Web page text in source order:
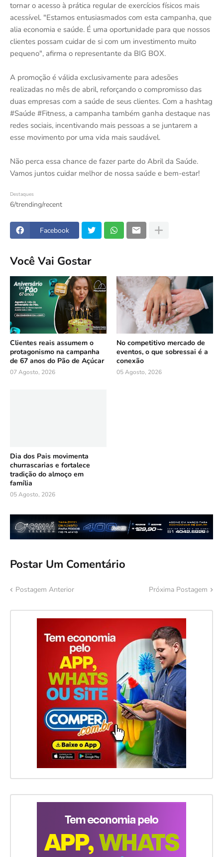
tornar o acesso à prática regular de exercícios físicos mais
acessível. "Estamos entusiasmados com esta campanha, que
alia economia e saúde. É uma oportunidade para que nossos
clientes possam cuidar de si com um investimento muito
pequeno", afirma o representante da BIG BOX.
A promoção é válida exclusivamente para adesões
realizadas no mês de abril, reforçando o compromisso das
duas empresas com a saúde de seus clientes. Com a hashtag
#Saúde #Fitness, a campanha também ganha destaque nas
redes sociais, incentivando mais pessoas a se juntarem a
esse movimento por uma vida mais saudável.
Não perca essa chance de fazer parte do Abril da Saúde.
Vamos juntos cuidar melhor de nossa saúde e bem-estar!
Destaques
6/trending/recent
Facebook
Você Vai Gostar
Clientes reais assumem o
protagonismo na campanha
de 67 anos do Pão de Açúcar
07 Agosto, 2026
No competitivo mercado de
eventos, o que sobressai é a
conexão
05 Agosto, 2026
Dia dos Pais movimenta
churrascarias e fortalece
tradição do almoço em
família
05 Agosto, 2026
Postar Um Comentário
Postagem Anterior Próxima Postagem